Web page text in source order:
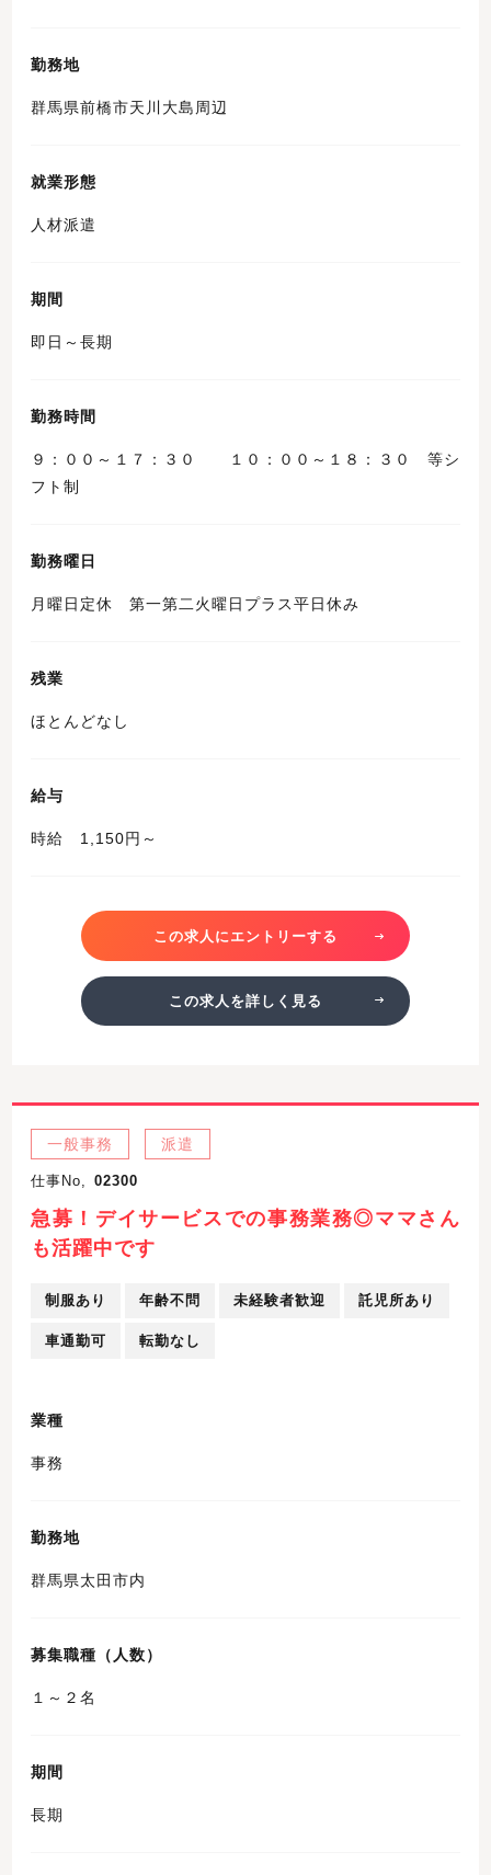
勤務地
群馬県前橋市天川大島周辺
就業形態
人材派遣
期間
即日～長期
勤務時間
９：００～１７：３０ １０：００～１８：３０ 等シ
フト制
勤務曜日
月曜日定休 第一第二火曜日プラス平日休み
残業
ほとんどなし
給与
時給 1,150円～
この求人にエントリーする
この求人を詳しく見る
一般事務 派遣
仕事No, 02300
急募！デイサービスでの事務業務◎ママさん
も活躍中です
制服あり 年齢不問 未経験者歓迎 託児所あり
車通勤可 転勤なし
業種
事務
勤務地
群馬県太田市内
募集職種（人数）
１～２名
期間
長期